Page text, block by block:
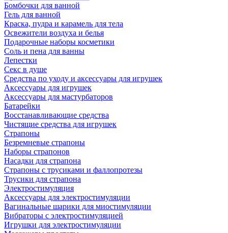
Бомбочки для ванной
Гель для ванной
Краска, пудра и карамель для тела
Освежители воздуха и белья
Подарочные наборы косметики
Соль и пена для ванны
Лепестки
Секс в душе
Средства по уходу и аксессуары для игрушек
Аксессуары для игрушек
Аксессуары для мастурбаторов
Батарейки
Восстанавливающие средства
Чистящие средства для игрушек
Страпоны
Безремневые страпоны
Наборы страпонов
Насадки для страпона
Страпоны с трусиками и фаллопротезы
Трусики для страпона
Электростимуляция
Аксессуары для электростимуляции
Вагинальные шарики для миостимуляции
Вибраторы с электростимуляцией
Игрушки для электростимуляции